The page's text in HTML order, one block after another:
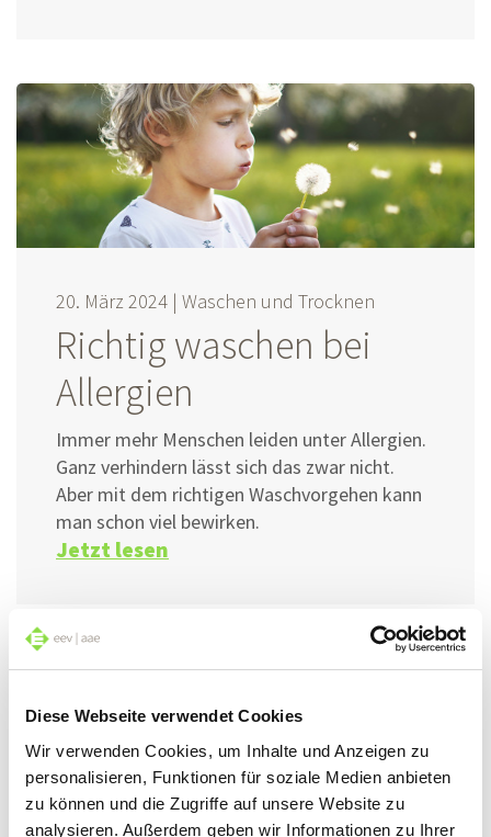
Diese Webseite verwendet Cookies
Wir verwenden Cookies, um Inhalte und Anzeigen zu
personalisieren, Funktionen für soziale Medien anbieten
zu können und die Zugriffe auf unsere Website zu
analysieren. Außerdem geben wir Informationen zu Ihrer
20. März 2024 | Waschen und Trocknen
Richtig waschen bei
Allergien
Immer mehr Menschen leiden unter Allergien.
Ganz verhindern lässt sich das zwar nicht.
Aber mit dem richtigen Waschvorgehen kann
man schon viel bewirken.
Jetzt lesen